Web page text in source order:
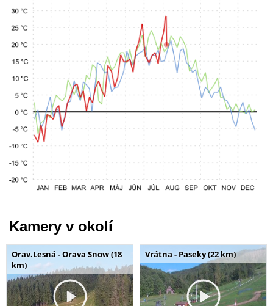
Kamery v okolí
Orav.Lesná - Orava Snow (18
km)
Vrátna - Paseky (22 km)